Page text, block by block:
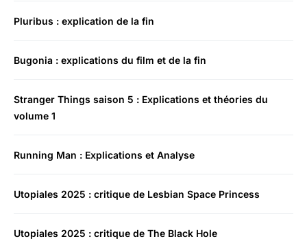
Pluribus : explication de la fin
Bugonia : explications du film et de la fin
Stranger Things saison 5 : Explications et théories du
volume 1
Running Man : Explications et Analyse
Utopiales 2025 : critique de Lesbian Space Princess
Utopiales 2025 : critique de The Black Hole